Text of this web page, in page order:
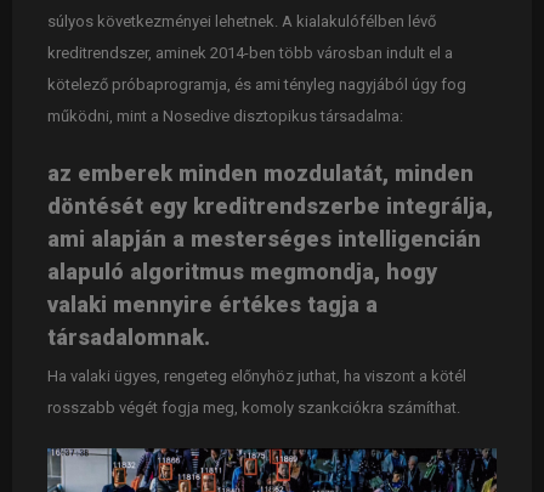
súlyos következményei lehetnek. A kialakulófélben lévő
kreditrendszer, aminek 2014-ben több városban indult el a
kötelező próbaprogramja, és ami tényleg nagyjából úgy fog
működni, mint a Nosedive disztopikus társadalma:
az emberek minden mozdulatát, minden
döntését egy kreditrendszerbe integrálja,
ami alapján a mesterséges intelligencián
alapuló algoritmus megmondja, hogy
valaki mennyire értékes tagja a
társadalomnak.
Ha valaki ügyes, rengeteg előnyhöz juthat, ha viszont a kötél
rosszabb végét fogja meg, komoly szankciókra számíthat.